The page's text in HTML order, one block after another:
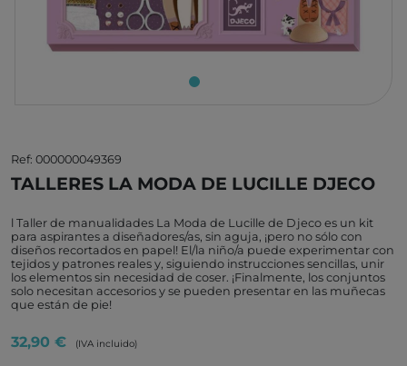
Ref: 000000049369
TALLERES LA MODA DE LUCILLE DJECO
l Taller de manualidades La Moda de Lucille de Djeco es un kit
para aspirantes a diseñadores/as, sin aguja, ¡pero no sólo con
diseños recortados en papel! El/la niño/a puede experimentar con
tejidos y patrones reales y, siguiendo instrucciones sencillas, unir
los elementos sin necesidad de coser. ¡Finalmente, los conjuntos
solo necesitan accesorios y se pueden presentar en las muñecas
que están de pie!
32,90 € (IVA incluido)